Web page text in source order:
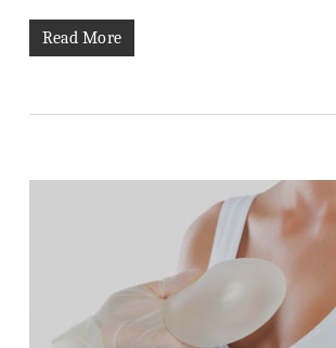
Read More